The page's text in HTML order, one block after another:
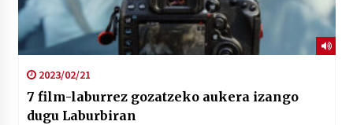
2023/02/21
7 film-laburrez gozatzeko aukera izango
dugu Laburbiran